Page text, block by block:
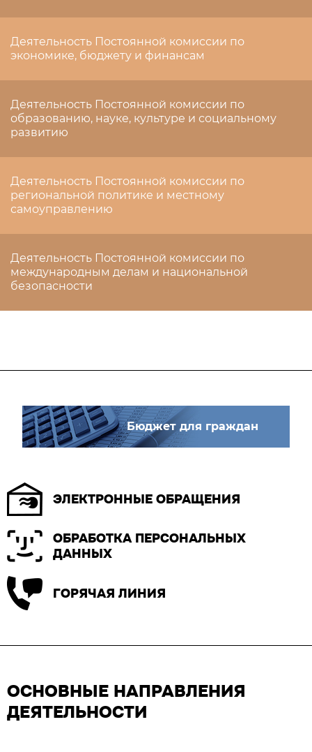
Деятельность Постоянной комиссии по
экономике, бюджету и финансам
Деятельность Постоянной комиссии по
образованию, науке, культуре и социальному
развитию
Деятельность Постоянной комиссии по
региональной политике и местному
самоуправлению
Деятельность Постоянной комиссии по
международным делам и национальной
безопасности
Бюджет для граждан
ЭЛЕКТРОННЫЕ ОБРАЩЕНИЯ
ОБРАБОТКА ПЕРСОНАЛЬНЫХ
ДАННЫХ
ГОРЯЧАЯ ЛИНИЯ
ОСНОВНЫЕ НАПРАВЛЕНИЯ
ДЕЯТЕЛЬНОСТИ